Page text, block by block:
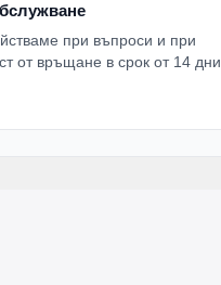
при въпроси и при
от връщане в срок от 14 дни.